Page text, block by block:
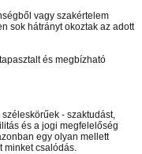
vagy szakértelem
sok hátrányt okoztak az adott
és megbízható
- szaktudást,
és a jogi megfelelőség
egy olyan mellett
minket csalódás.